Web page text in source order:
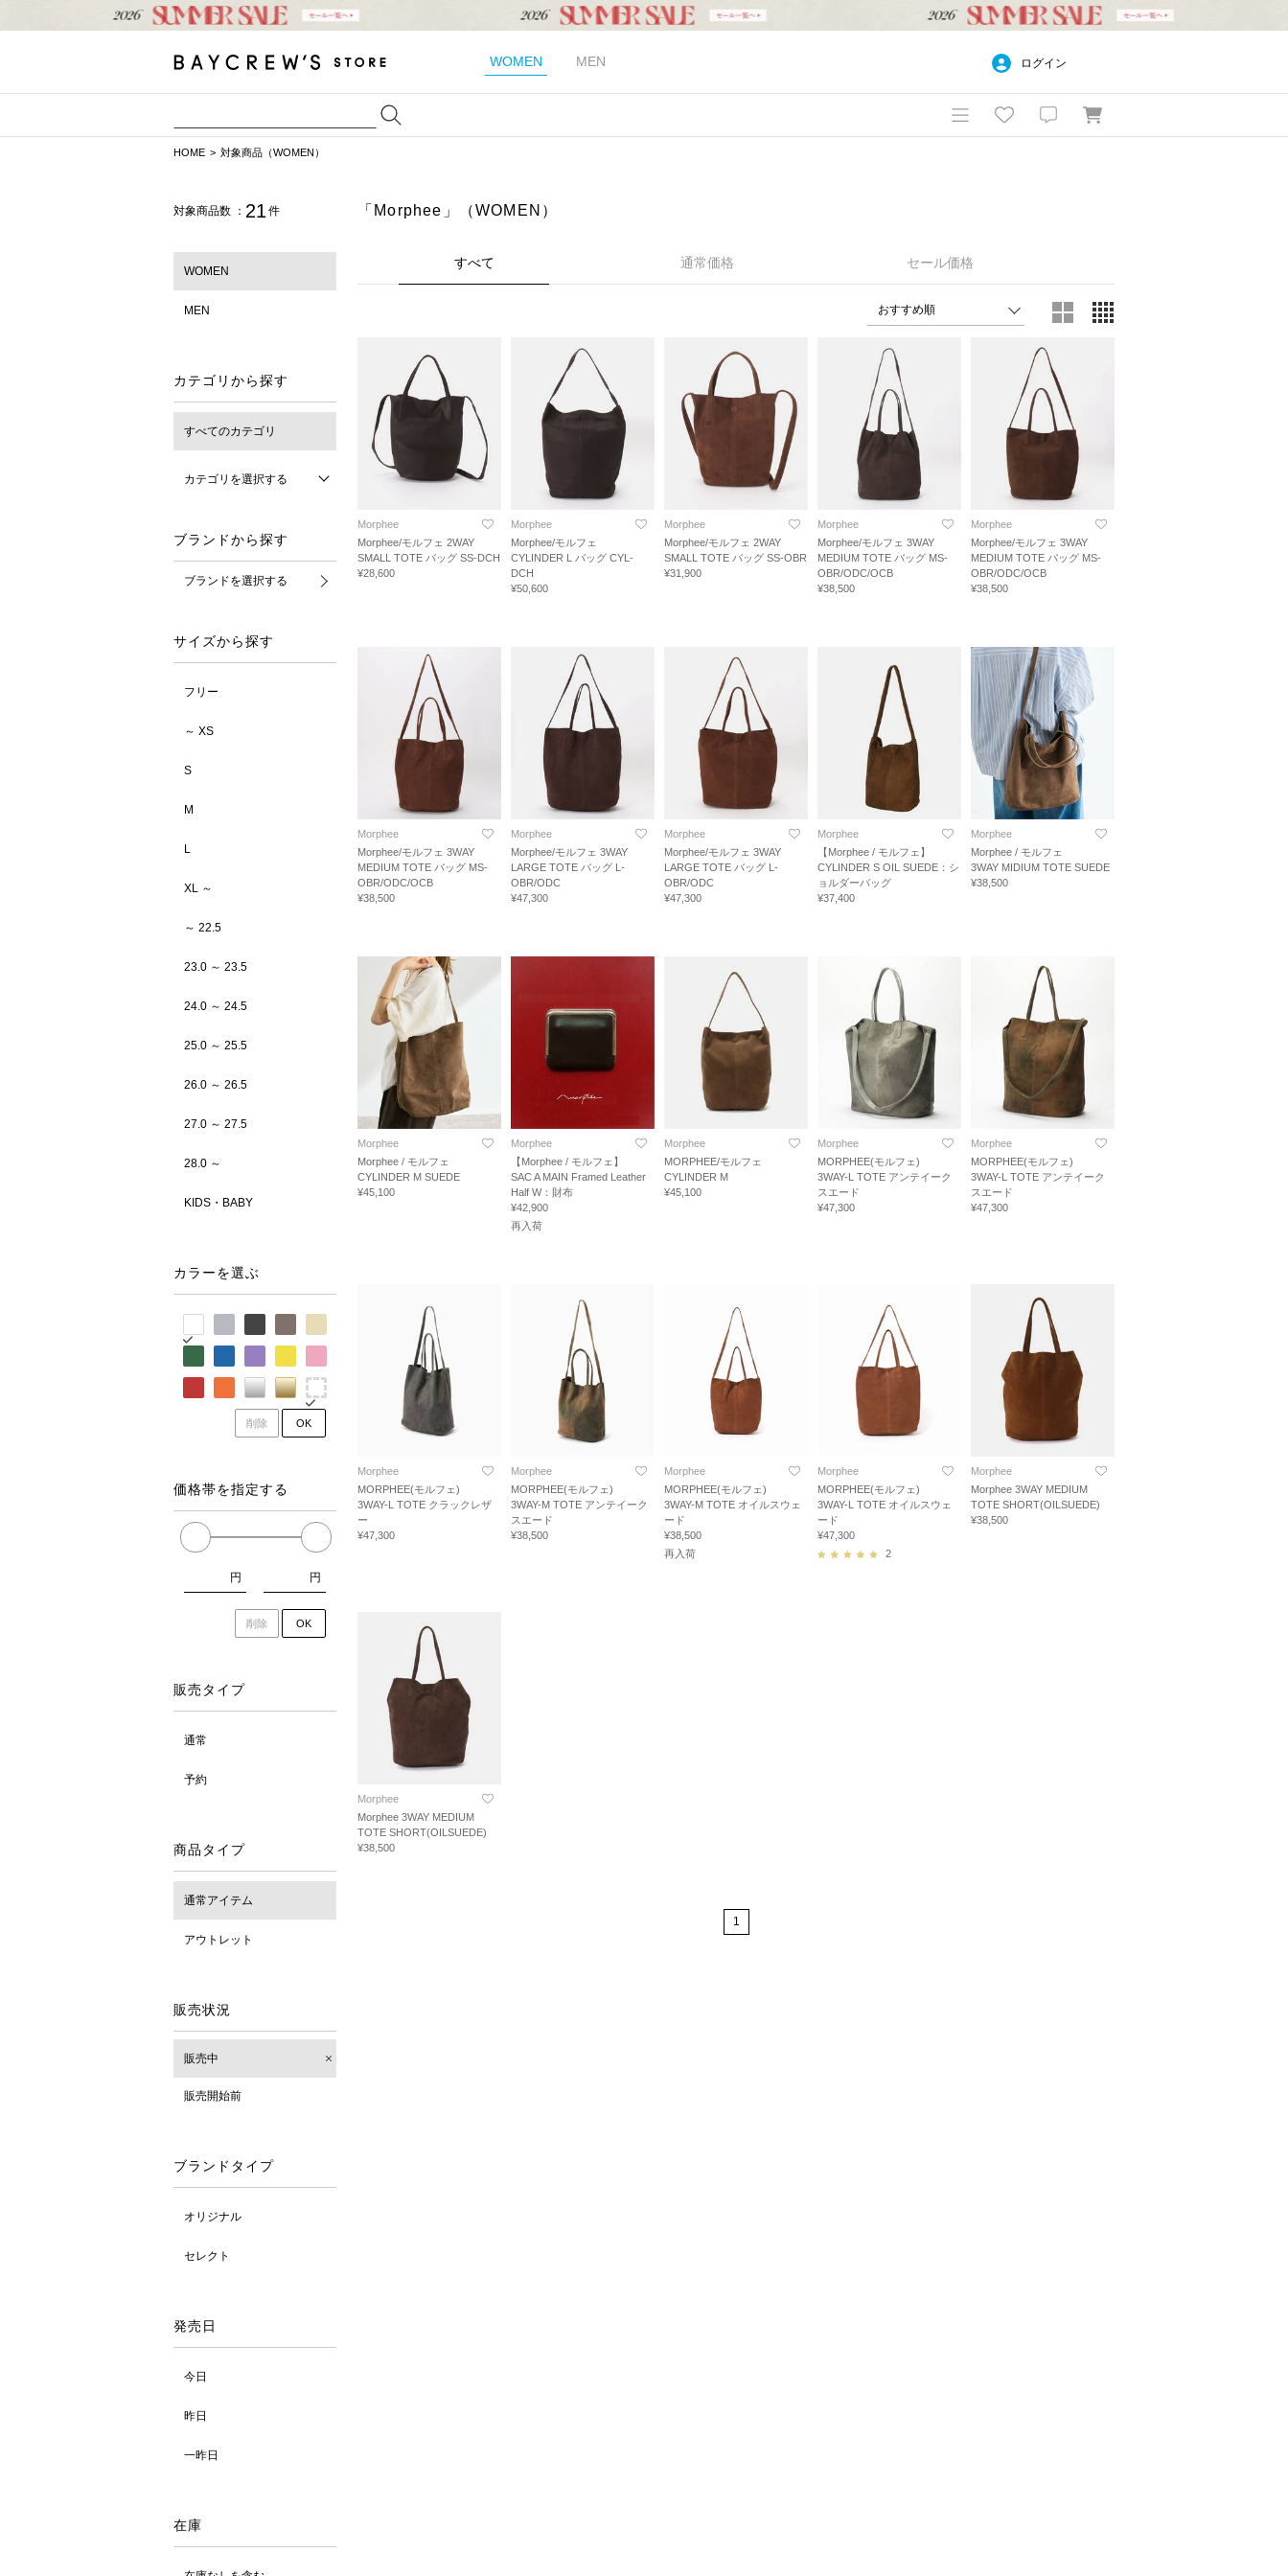
WOMEN MEN ログイン
HOME 対象商品（WOMEN）
対象商品数 ： 21 件
WOMEN
MEN
カテゴリから探す
すべてのカテゴリ
カテゴリを選択する
ブランドから探す
ブランドを選択する
サイズから探す
フリー
～ XS
S
M
L
XL ～
～ 22.5
23.0 ～ 23.5
24.0 ～ 24.5
25.0 ～ 25.5
26.0 ～ 26.5
27.0 ～ 27.5
28.0 ～
KIDS・BABY
カラーを選ぶ
削除 OK
価格帯を指定する
円 円
削除 OK
販売タイプ
通常
予約
商品タイプ
通常アイテム
アウトレット
販売状況
販売中
販売開始前
ブランドタイプ
オリジナル
セレクト
発売日
今日
昨日
一昨日
在庫
「Morphee」（WOMEN）
すべて 通常価格 セール価格
Morphee
Morphee/モルフェ 2WAY
SMALL TOTE バッグ SS-DCH
¥28,600
Morphee
Morphee/モルフェ
CYLINDER L バッグ CYL-
DCH
¥50,600
Morphee
Morphee/モルフェ 2WAY
SMALL TOTE バッグ SS-OBR
¥31,900
Morphee
Morphee/モルフェ 3WAY
MEDIUM TOTE バッグ MS-
OBR/ODC/OCB
¥38,500
Morphee
Morphee/モルフェ 3WAY
MEDIUM TOTE バッグ MS-
OBR/ODC/OCB
¥38,500
Morphee
Morphee/モルフェ 3WAY
MEDIUM TOTE バッグ MS-
OBR/ODC/OCB
¥38,500
Morphee
Morphee/モルフェ 3WAY
LARGE TOTE バッグ L-
OBR/ODC
¥47,300
Morphee
Morphee/モルフェ 3WAY
LARGE TOTE バッグ L-
OBR/ODC
¥47,300
Morphee
【Morphee / モルフェ】
CYLINDER S OIL SUEDE：シ
ョルダーバッグ
¥37,400
Morphee
Morphee / モルフェ
3WAY MIDIUM TOTE SUEDE
¥38,500
Morphee
Morphee / モルフェ
CYLINDER M SUEDE
¥45,100
Morphee
【Morphee / モルフェ】
SAC A MAIN Framed Leather
Half W：財布
¥42,900
再入荷
Morphee
MORPHEE/モルフェ
CYLINDER M
¥45,100
Morphee
MORPHEE(モルフェ)
3WAY-L TOTE アンテイーク
スエード
¥47,300
Morphee
MORPHEE(モルフェ)
3WAY-L TOTE アンテイーク
スエード
¥47,300
Morphee
MORPHEE(モルフェ)
3WAY-L TOTE クラックレザ
ー
¥47,300
Morphee
MORPHEE(モルフェ)
3WAY-M TOTE アンテイーク
スエード
¥38,500
Morphee
MORPHEE(モルフェ)
3WAY-M TOTE オイルスウェ
ード
¥38,500
再入荷
Morphee
MORPHEE(モルフェ)
3WAY-L TOTE オイルスウェ
ード
¥47,300
2
Morphee
Morphee 3WAY MEDIUM
TOTE SHORT(OILSUEDE)
¥38,500
Morphee
Morphee 3WAY MEDIUM
TOTE SHORT(OILSUEDE)
¥38,500
1